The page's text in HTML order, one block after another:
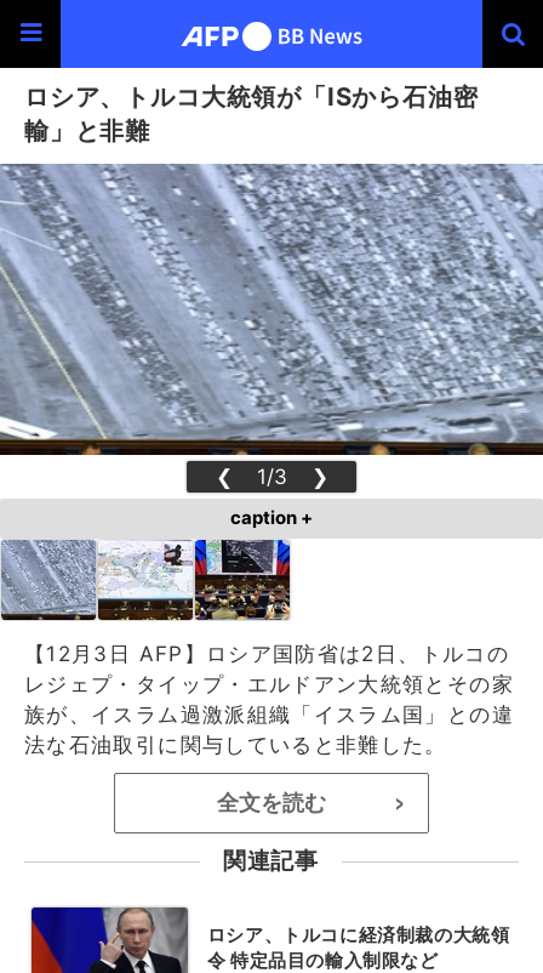
ロシア、トルコ大統領が「ISから石油密
輸」と非難
❮ 1/3 ❯
caption +
【12月3日 AFP】ロシア国防省は2日、トルコの
レジェプ・タイップ・エルドアン大統領とその家
族が、イスラム過激派組織「イスラム国」との違
法な石油取引に関与していると非難した。
全文を読む >
関連記事
ロシア、トルコに経済制裁の大統領
令 特定品目の輸入制限など